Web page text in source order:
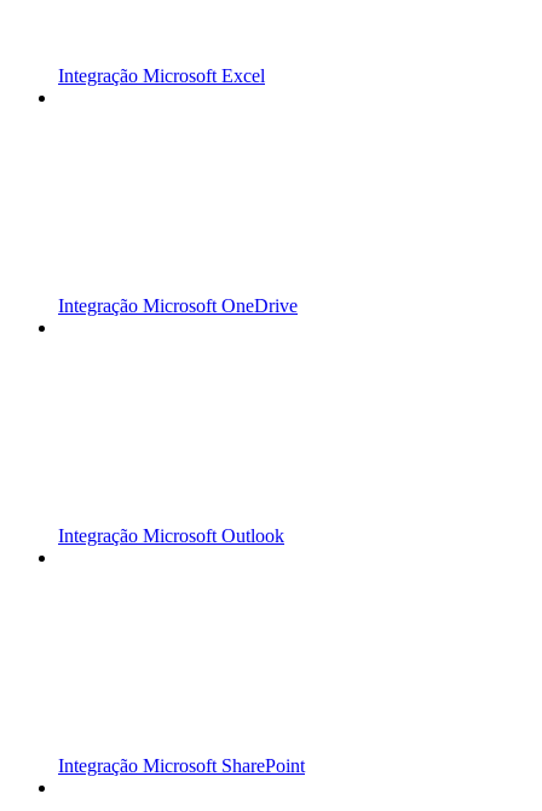
Integração Microsoft Excel
Integração Microsoft OneDrive
Integração Microsoft Outlook
Integração Microsoft SharePoint